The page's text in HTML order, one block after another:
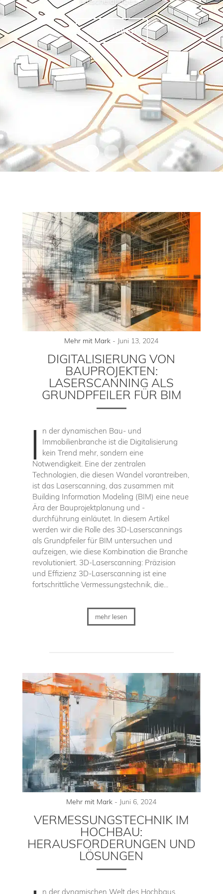
Mehr lesen
Mehr mit Mark - Juni 13, 2024
DIGITALISIERUNG VON
BAUPROJEKTEN:
LASERSCANNING ALS
GRUNDPFEILER FÜR BIM
I
n der dynamischen Bau- und
Immobilienbranche ist die Digitalisierung
kein Trend mehr, sondern eine
Notwendigkeit. Eine der zentralen
Technologien, die diesen Wandel vorantreiben,
ist das Laserscanning, das zusammen mit
Building Information Modeling (BIM) eine neue
Ära der Bauprojektplanung und -
durchführung einläutet. In diesem Artikel
werden wir die Rolle des 3D-Laserscannings
als Grundpfeiler für BIM untersuchen und
aufzeigen, wie diese Kombination die Branche
revolutioniert. 3D-Laserscanning: Präzision
und Effizienz 3D-Laserscanning ist eine
fortschrittliche Vermessungstechnik, die...
mehr lesen
Mehr mit Mark - Juni 6, 2024
VERMESSUNGSTECHNIK IM
HOCHBAU:
HERAUSFORDERUNGEN UND
LÖSUNGEN
n der dynamischen Welt des Hochbaus